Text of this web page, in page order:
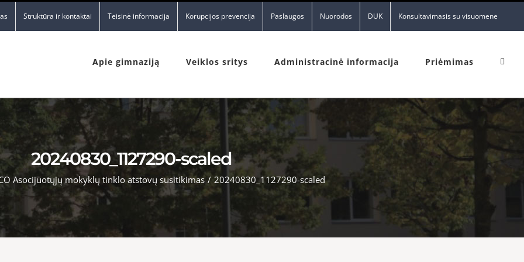
Struktūra ir kontaktai Teisinė informacija Korupcijos prevencija Paslaugos Nuorodos DUK Konsultavimasis su visuomene
Apie gimnaziją Veiklos sritys Administracinė informacija Priėmimas
20240830_1127290-scaled
Asocijuotųjų mokyklų tinklo atstovų susitikimas / 20240830_1127290-scaled